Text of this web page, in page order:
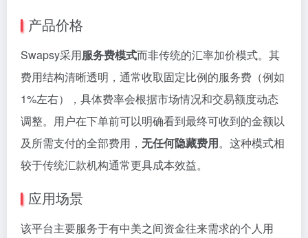
产品价格
Swapsy采用服务费模式而非传统的汇率加价模式。其
费用结构清晰透明，通常收取固定比例的服务费（例如
1%左右），具体费率会根据市场情况和交易额度动态
调整。用户在下单前可以明确看到最终可收到的金额以
及所需支付的全部费用， 无任何隐藏费用。这种模式相
较于传统汇款机构通常更具成本效益。
应用场景
该平台主要服务于有中美之间资金往来需求的个人用